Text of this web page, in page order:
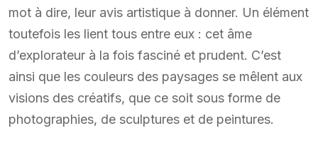
mot à dire, leur avis artistique à donner. Un élément
toutefois les lient tous entre eux : cet âme
d’explorateur à la fois fasciné et prudent. C’est
ainsi que les couleurs des paysages se mêlent aux
visions des créatifs, que ce soit sous forme de
photographies, de sculptures et de peintures.